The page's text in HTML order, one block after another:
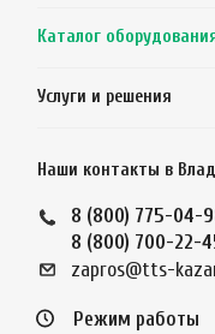
Каталог
Услуги и решения
Наши контакты в
8 (800) 775-04-
8 (800) 700-22-
zapros@tts-
Режим работы